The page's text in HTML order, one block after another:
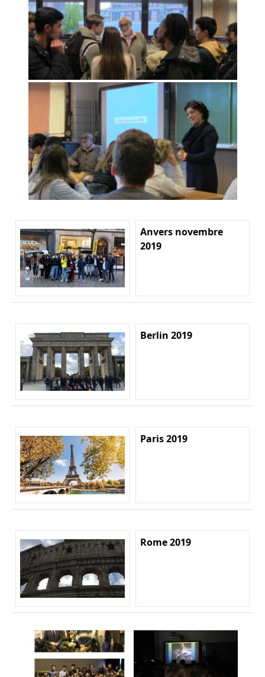
Anvers novembre
2019
Berlin 2019
Paris 2019
Rome 2019